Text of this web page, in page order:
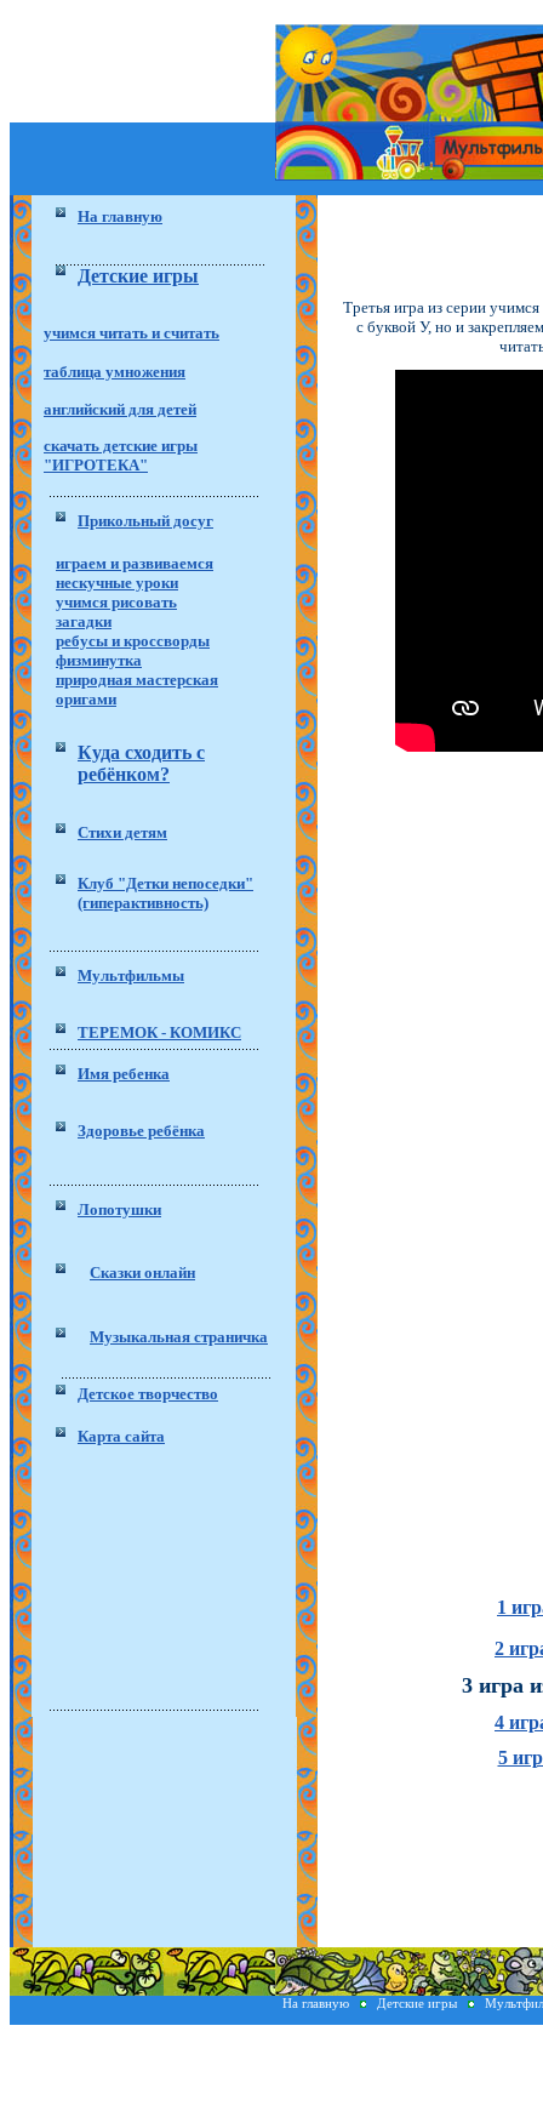
На главную
Детские игры
учимся читать и считать
таблица умножения
английский для детей
скачать детские игры
"ИГРОТЕКА"
Прикольный досуг
играем и развиваемся
нескучные уроки
учимся рисовать
загадки
ребусы и кроссворды
физминутка
природная мастерская
оригами
Куда сходить с
ребёнком?
Стихи детям
Клуб "Детки непоседки"
(гиперактивность)
Мультфильмы
ТЕРЕМОК - КОМИКС
Имя ребенка
Здоровье ребёнка
Лопотушки
Сказки онлайн
Музыкальная страничка
Детское творчество
Карта сайта
Третья игра из серии
с буквой У, но и
1
2
3 игра
4
5
На главную Детские игры